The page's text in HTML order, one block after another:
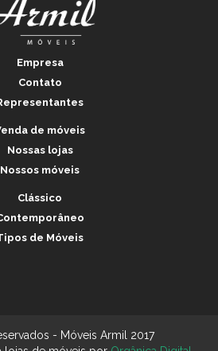
Empresa
Contato
de móveis
Nossas lojas
Nossos móveis
Clássico
de Móveis
- Móveis Armil 2017